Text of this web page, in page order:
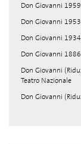
Don Giovanni
Don Giovanni
Don Giovanni
Don Giovanni 1886
Don Giovanni
Teatro Nazionale
Don Giovanni